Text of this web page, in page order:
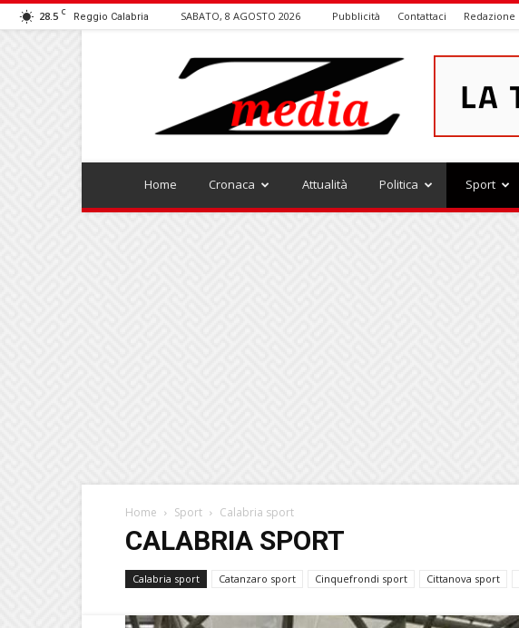
28.5 C Reggio Calabria SABATO, 8 AGOSTO 2026 Pubblicità Contattaci Redazione
ZMEDIA
Home Cronaca Attualità Politica Sport
Home Sport Calabria sport
CALABRIA SPORT
Calabria sport Catanzaro sport Cinquefrondi sport Cittanova sport